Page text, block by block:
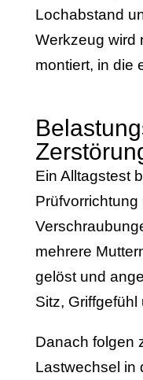
Lochabstand
Werkzeug wird
montiert, in die
Ein Alltagstest
mehrere
gelöst und
Sitz,
Danach folgen
Lastwechsel in